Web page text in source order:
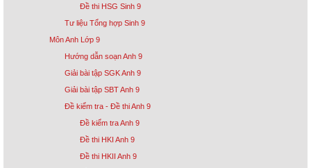
Đề thi HSG Sinh 9
Tư liệu Tổng hợp Sinh 9
Môn Anh Lớp 9
Hướng dẫn soạn Anh 9
Giải bài tập SGK Anh 9
Giải bài tập SBT Anh 9
Đề kiểm tra - Đề thi Anh 9
Đề kiểm tra Anh 9
Đề thi HKI Anh 9
Đề thi HKII Anh 9